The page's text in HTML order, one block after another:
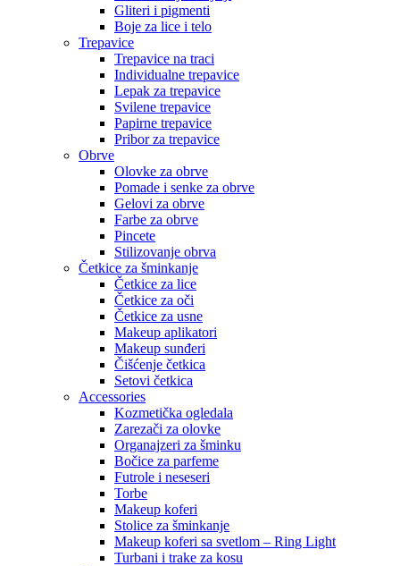
Gliteri i pigmenti
Boje za lice i telo
Trepavice
Trepavice na traci
Individualne trepavice
Lepak za trepavice
Svilene trepavice
Papirne trepavice
Pribor za trepavice
Obrve
Olovke za obrve
Pomade i senke za obrve
Gelovi za obrve
Farbe za obrve
Pincete
Stilizovanje obrva
Četkice za šminkanje
Četkice za lice
Četkice za oči
Četkice za usne
Makeup aplikatori
Makeup sunđeri
Čišćenje četkica
Setovi četkica
Accessories
Kozmetička ogledala
Zarezači za olovke
Organajzeri za šminku
Bočice za parfeme
Futrole i neseseri
Torbe
Makeup koferi
Stolice za šminkanje
Makeup koferi sa svetlom – Ring Light
Turbani i trake za kosu